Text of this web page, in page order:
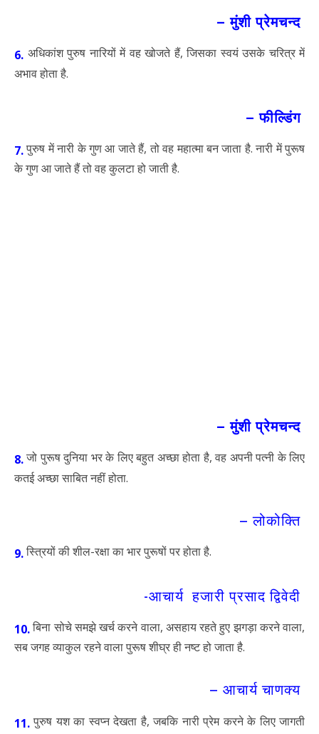
– मुंशी प्रेमचन्द
6. अधिकांश पुरुष नारियों में वह खोजते हैं, जिसका स्वयं उसके चरित्र में
अभाव होता है.
– फील्डिंग
7.पुरुष में नारी के गुण आ जाते हैं, तो वह महात्मा बन जाता है. नारी में पुरूष
के गुण आ जाते हैं तो वह कुलटा हो जाती है.
– मुंशी प्रेमचन्द
8. जो पुरूष दुनिया भर के लिए बहुत अच्छा होता है, वह अपनी पत्नी के लिए
कतई अच्छा साबित नहीं होता.
– लोकोक्ति
9.स्त्रियों की शील-रक्षा का भार पुरूषों पर होता है.
-आचार्य हजारी प्रसाद द्विवेदी
10.बिना सोचे समझे खर्च करने वाला, असहाय रहते हुए झगड़ा करने वाला,
सब जगह व्याकुल रहने वाला पुरूष शीघ्र ही नष्ट हो जाता है.
– आचार्य चाणक्य
11. पुरुष यश का स्वप्न देखता है, जबकि नारी प्रेम करने के लिए जागती